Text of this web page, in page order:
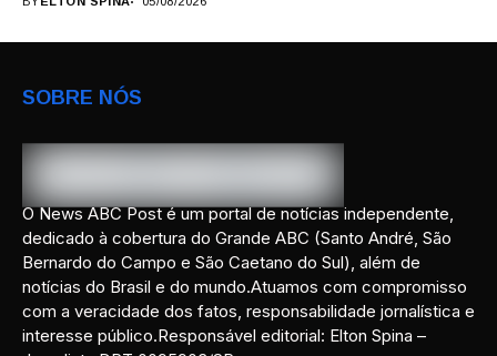
SOBRE NÓS
O News ABC Post é um portal de notícias independente,
dedicado à cobertura do Grande ABC (Santo André, São
Bernardo do Campo e São Caetano do Sul), além de
notícias do Brasil e do mundo.Atuamos com compromisso
com a veracidade dos fatos, responsabilidade jornalística e
interesse público.Responsável editorial: Elton Spina –